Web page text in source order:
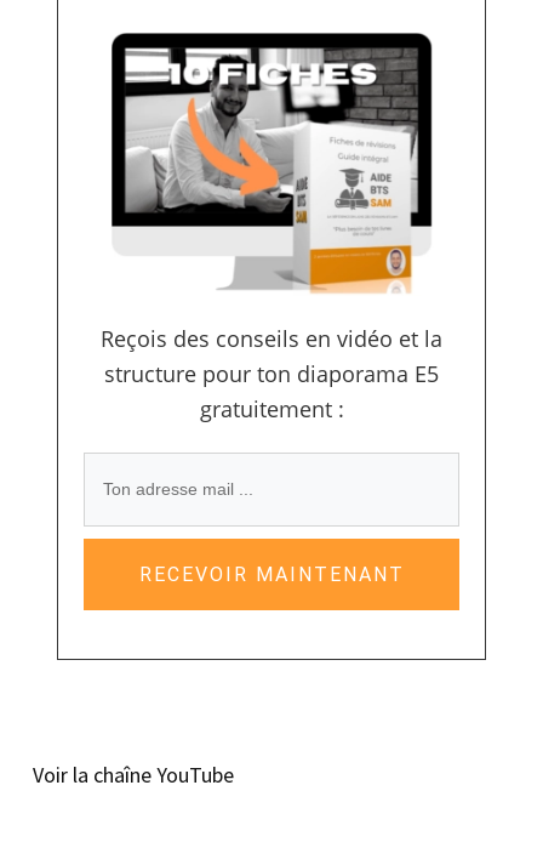
Reçois des conseils en vidéo et la
structure pour ton diaporama E5
gratuitement :
RECEVOIR MAINTENANT
Voir la chaîne YouTube